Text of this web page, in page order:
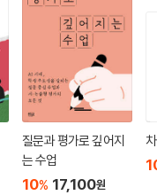
질문과 평가로 깊어지
는 수업
10% 17,100원